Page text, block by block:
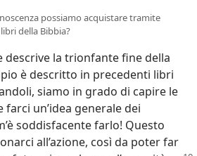
possiamo acquistare tramite
della Bibbia?
descrive la trionfante fine della
è descritto in precedenti libri
siamo in grado di capire le
un’idea generale dei
soddisfacente farlo! Questo
all’azione, così da poter far